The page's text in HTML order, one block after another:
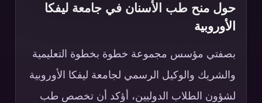
حول منح طب الأسنان في جامعة ليفكا
الأوروبية
بصفتي مؤسس مجموعة خطوة بخطوة التعليمية
والشريك والوكيل الرسمي لجامعة ليفكا الأوروبية
لشؤون الطلاب الدوليين، أؤكد أن تخصص طب